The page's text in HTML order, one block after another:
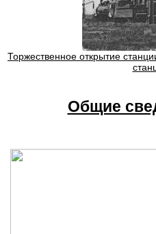
Торжественное открытие
Общие